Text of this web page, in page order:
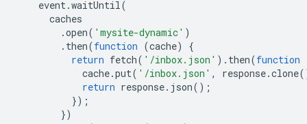
event.waitUntil(
caches
.open( 'mysite-dynamic' )
. then(function (cache)
{
return fetch( '/inbox.json' ). then(function
cache.put( '/inbox.json' , response.clone
return response. json();
});
})